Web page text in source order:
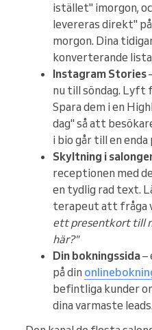
istället" imorgon,
levereras direkt"
morgon. Dina
konverterande
Instagram Stories
nu till söndag. Lyft
Spara dem i en
dag" så att
i bio går till en
Skyltning i
receptionen med
en tydlig rad text.
terapeut att fråga
ett presentkort till
här?"
Din bokningssida–
på din
befintliga kunder
dina varmaste